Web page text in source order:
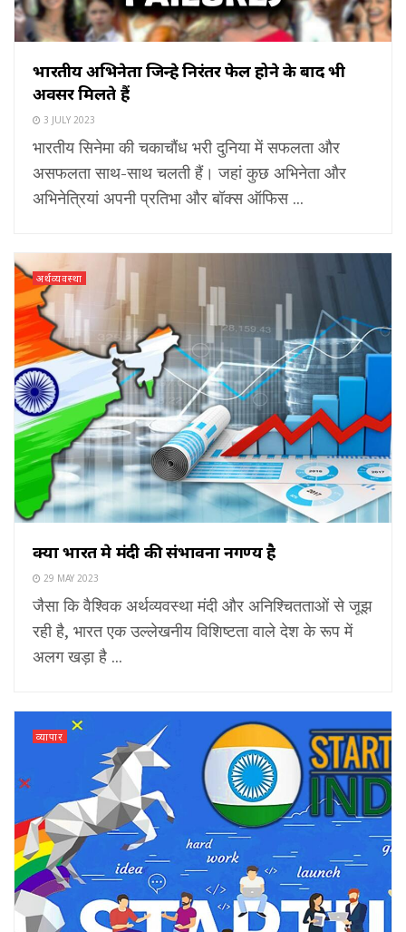
भारतीय अभिनेता जिन्हे निरंतर फेल होने के बाद भी
अवसर मिलते हैं
3 JULY 2023
भारतीय सिनेमा की चकाचौंध भरी दुनिया में सफलता और
असफलता साथ-साथ चलती हैं। जहां कुछ अभिनेता और
अभिनेत्रियां अपनी प्रतिभा और बॉक्स ऑफिस ...
अर्थव्यवस्था
क्यों भारत मे मंदी की संभावना नगण्य है
29 MAY 2023
जैसा कि वैश्विक अर्थव्यवस्था मंदी और अनिश्चितताओं से जूझ
रही है, भारत एक उल्लेखनीय विशिष्टता वाले देश के रूप में
अलग खड़ा है ...
व्यापार